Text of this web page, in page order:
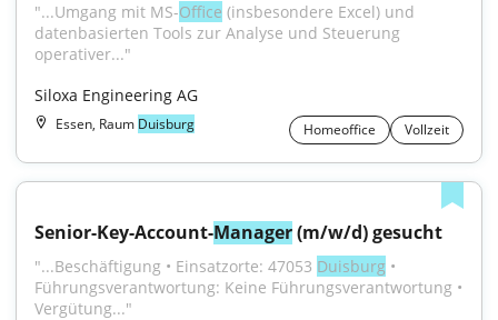
"...Umgang mit MS-Office (insbesondere Excel) und
datenbasierten Tools zur Analyse und Steuerung
operativer..."
Siloxa Engineering AG
Essen, Raum Duisburg Homeoffice Vollzeit
Senior-Key-Account-Manager (m/w/d) gesucht
"...Beschäftigung • Einsatzorte: 47053 Duisburg •
Führungsverantwortung: Keine Führungsverantwortung •
Vergütung..."